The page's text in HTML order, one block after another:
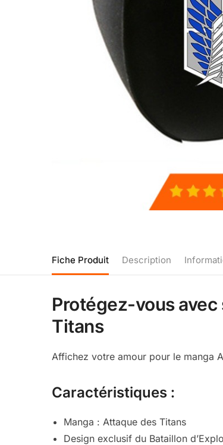
Fiche Produit Description
Protégez-vous avec
Titans
Affichez votre amour pour le manga
Caractéristiques :
Manga : Attaque des Titans
Design exclusif du Bataillon